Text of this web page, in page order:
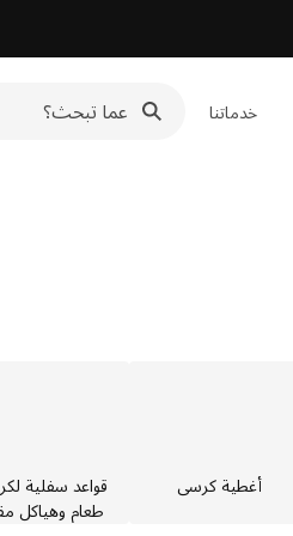
خدماتنا
أغطية كرسي
قواعد سفلية
طعام وهياكل